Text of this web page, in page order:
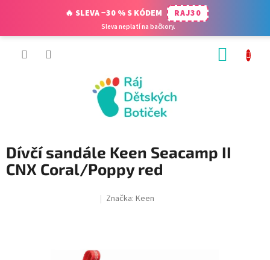
Dívčí sandále Keen Seacamp II
CNX Coral/Poppy red
Značka: Keen
🔥 SLEVA −30 % S KÓDEM RAJ30
Sleva neplatí na bačkory.